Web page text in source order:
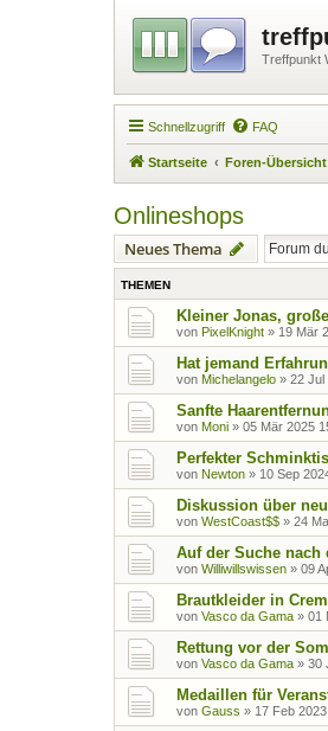
Treffpunkt
Schnellzugriff FAQ
Startseite Foren-Übersicht
Onlineshops
Neues Thema
THEMEN
Kleiner Jonas,
von PixelKnight » 19 Mär
Hat jemand
von Michelangelo » 22 Jul
Sanfte
von Moni » 05 Mär 2025
Perfekter
von Newton » 10 Sep
Diskussion über
von WestCoast$$ » 24
Auf der Suche nach
von Williwillswissen » 09
Brautkleider in
von Vasco da Gama » 01
Rettung vor der
von Vasco da Gama » 30
Medaillen für
von Gauss » 17 Feb